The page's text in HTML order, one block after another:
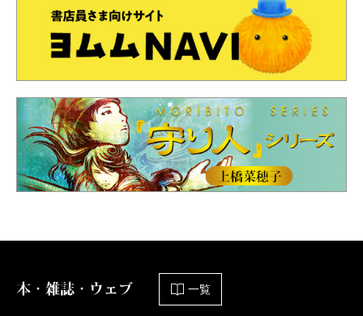
本・雑誌・ウェブ 一覧